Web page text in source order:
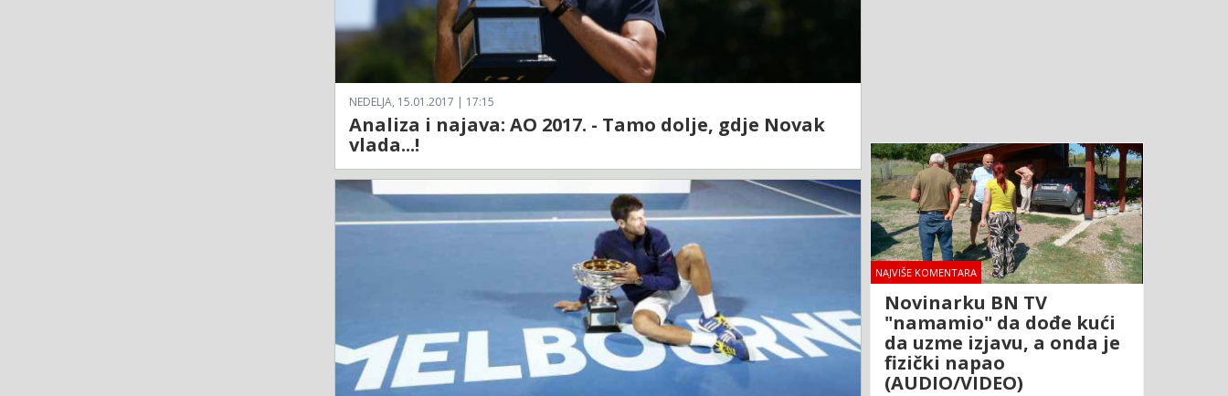
NEDELJA, 15.01.2017 | 17:15
Analiza i najava: AO 2017. - Tamo dolje, gdje Novak
vlada...!
NAJVIŠE KOMENTARA
Novinarku BN TV
"namamio" da dođe kući
da uzme izjavu, a onda je
fizički napao
(AUDIO/VIDEO)